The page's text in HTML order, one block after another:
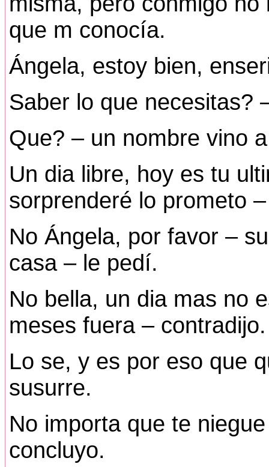
que m conocía.
Ángela, estoy bien,
Saber lo que necesitas?
Que? – un nombre vino
Un dia libre, hoy es tu
sorprenderé lo prometo
No Ángela, por favor –
casa – le pedí.
No bella, un dia mas no
meses fuera – contradijo.
Lo se, y es por eso que
susurre.
No importa que te
concluyo.